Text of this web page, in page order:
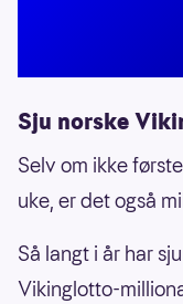
Sju norske
Selv om ikke
uke, er det også
Så langt i år har
Vikinglotto-